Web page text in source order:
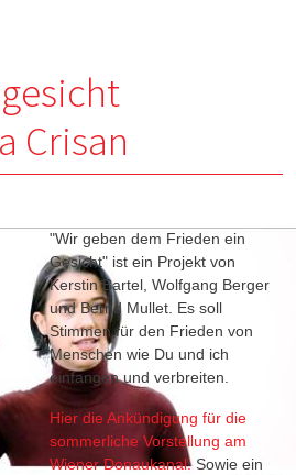
Crisan
"Wir geben dem Frieden ein
Gesicht" ist ein Projekt von
Kerstin Bartel, Wolfgang Berger
und Bernd Mullet. Es soll
Stimmen für den Frieden von
Menschen wie Du und ich
einfangen und verbreiten.
Hier die Ankündigung für die
sommerliche Vorstellung am
Wiener Donaukanal.Sowie ein